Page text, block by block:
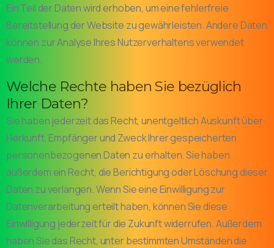
Ein Teil der Daten wird erhoben, um eine fehlerfreie
Bereitstellung der Website zu gewährleisten. Andere Daten
können zur Analyse Ihres Nutzerverhaltens verwendet
werden.
Welche Rechte haben Sie bezüglich
Ihrer Daten?
Sie haben jederzeit das Recht, unentgeltlich Auskunft über
Herkunft, Empfänger und Zweck Ihrer gespeicherten
personenbezogenen Daten zu erhalten. Sie haben
außerdem ein Recht, die Berichtigung oder Löschung dieser
Daten zu verlangen. Wenn Sie eine Einwilligung zur
Datenverarbeitung erteilt haben, können Sie diese
Einwilligung jederzeit für die Zukunft widerrufen. Außerdem
haben Sie das Recht, unter bestimmten Umständen die